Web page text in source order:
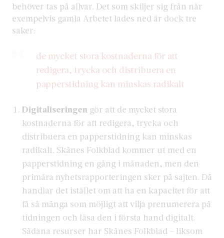
behöver tas på allvar. Det som skiljer sig från när
exempelvis gamla Arbetet lades ned är dock tre
saker:
de mycket stora kostnaderna för att
redigera, trycka och distribuera en
papperstidning kan minskas radikalt
Digitaliseringen gör att de mycket stora
kostnaderna för att redigera, trycka och
distribuera en papperstidning kan minskas
radikalt. Skånes Folkblad kommer ut med en
papperstidning en gång i månaden, men den
primära nyhetsrapporteringen sker på sajten. Då
handlar det istället om att ha en kapacitet för att
få så många som möjligt att vilja prenumerera på
tidningen och läsa den i första hand digitalt.
Sådana resurser har Skånes Folkblad – liksom